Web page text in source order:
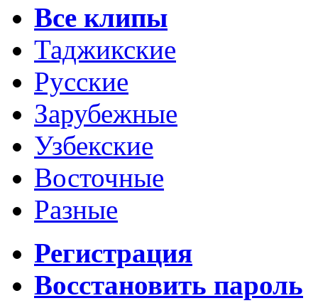
Все клипы
Таджикские
Русские
Зарубежные
Узбекские
Восточные
Разные
Регистрация
Восстановить пароль